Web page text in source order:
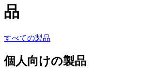
品
すべての製品
個人向けの製品